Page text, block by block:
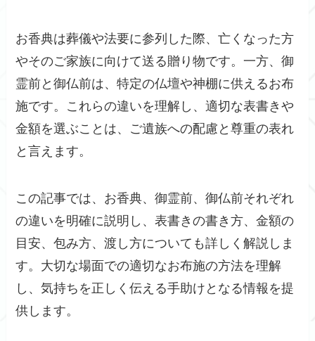
お香典は葬儀や法要に参列した際、亡くなった方
やそのご家族に向けて送る贈り物です。一方、御
霊前と御仏前は、特定の仏壇や神棚に供えるお布
施です。これらの違いを理解し、適切な表書きや
金額を選ぶことは、ご遺族への配慮と尊重の表れ
と言えます。
この記事では、お香典、御霊前、御仏前それぞれ
の違いを明確に説明し、表書きの書き方、金額の
目安、包み方、渡し方についても詳しく解説しま
す。大切な場面での適切なお布施の方法を理解
し、気持ちを正しく伝える手助けとなる情報を提
供します。